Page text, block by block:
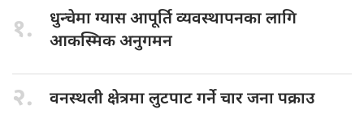
१. धुन्चेमा ग्यासआपूर्ति व्यवस्थापनका लागि
आकस्मिक अनुगमन
२. वनस्थली क्षेत्रमालुटपाट गर्ने चार जना पक्राउ